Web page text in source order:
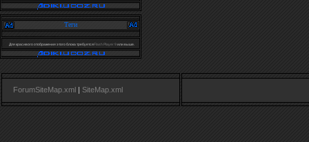
Теги
Для красивого отображения этого блока требуетсяFlash Player 9или выше.
ForumSiteMap.xml | SiteMap.xml